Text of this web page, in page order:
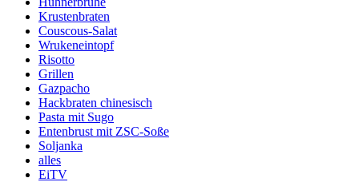
Krustenbraten
Couscous-Salat
Wrukeneintopf
Risotto
Grillen
Gazpacho
Hackbraten chinesisch
Pasta mit Sugo
Entenbrust mit ZSC-Soße
Soljanka
alles
EiTV